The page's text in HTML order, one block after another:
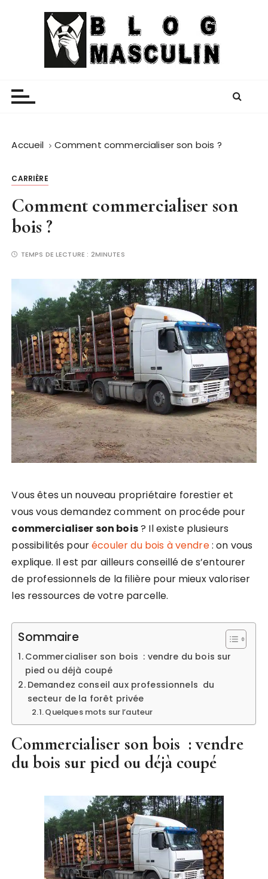
Accueil Comment commercialiser son bois ?
CARRIÈRE
Comment commercialiser son
bois ?
TEMPS DE LECTURE : 2MINUTES
Vous êtes un nouveau propriétaire forestier et
vous vous demandez comment on procéde pour
commercialiser son bois? Il existe plusieurs
possibilités pourécouler du bois à vendre: on vous
explique. Il est par ailleurs conseillé de s’entourer
de professionnels de la filière pour mieux valoriser
les ressources de votre parcelle.
Sommaire
Commercialiser son bois : vendre du bois sur
pied ou déjà coupé
Demandez conseil aux professionnels du
secteur de la forêt privée
Quelques mots sur l’auteur
Commercialiser son bois : vendre
du bois sur pied ou déjà coupé